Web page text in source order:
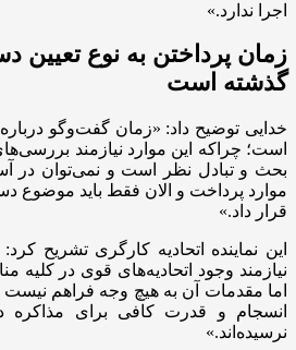
اجرا ندارد.»
زمان پرداختن به نوع تعیین
گذشته است
خدایی توضیح داد: «زمان گفت‌وگو
است؛ چراکه این موارد نیازمند
بحث و تبادل نظر است و نمی‌توان در
موارد پرداخت و الان فقط باید موضوع
قرار داد.»
این نماینده اتحادیه کارگری تشریح
نیازمند وجود اتحادیه‌های قوی در
اما مقدمات آن به هیچ وجه فراهم
انسجام و قدرت کافی برای
نرسیده‌اند.»